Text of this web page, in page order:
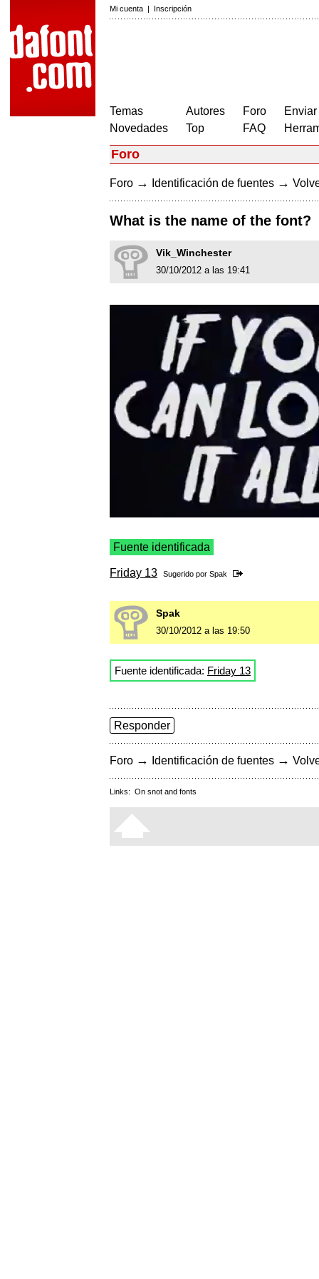
Mi cuenta | Inscripción
Temas
Novedades
Autores
Top
Foro
FAQ
Foro
Foro → Identificación de fuentes →
What is the name of the font?
Vik_Winchester
30/10/2012 a las 19:41
Fuente identificada
Friday 13 Sugerido por Spak
Spak
30/10/2012 a las 19:50
Fuente identificada: Friday 13
Responder
Foro → Identificación de fuentes →
Links: On snot and fonts